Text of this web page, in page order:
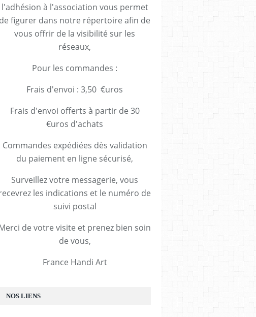
l'adhésion à l'association vous permet
de figurer dans notre répertoire afin de
vous offrir de la visibilité sur les
réseaux,
Pour les commandes :
Frais d'envoi : 3,50 €uros
Frais d'envoi offerts à partir de 30
€uros d'achats
Commandes expédiées dès validation
du paiement en ligne sécurisé,
Surveillez votre messagerie, vous
les indications et le numéro de
suivi postal
de votre visite et prenez bien soin
de vous,
France Handi Art
NOS LIENS